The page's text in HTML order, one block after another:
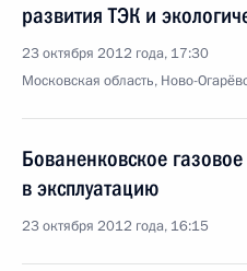
развития ТЭК и
23 октября 2012 года, 17:30
Московская область, Ново-
Бованенковское
в эксплуатацию
23 октября 2012 года, 16:15